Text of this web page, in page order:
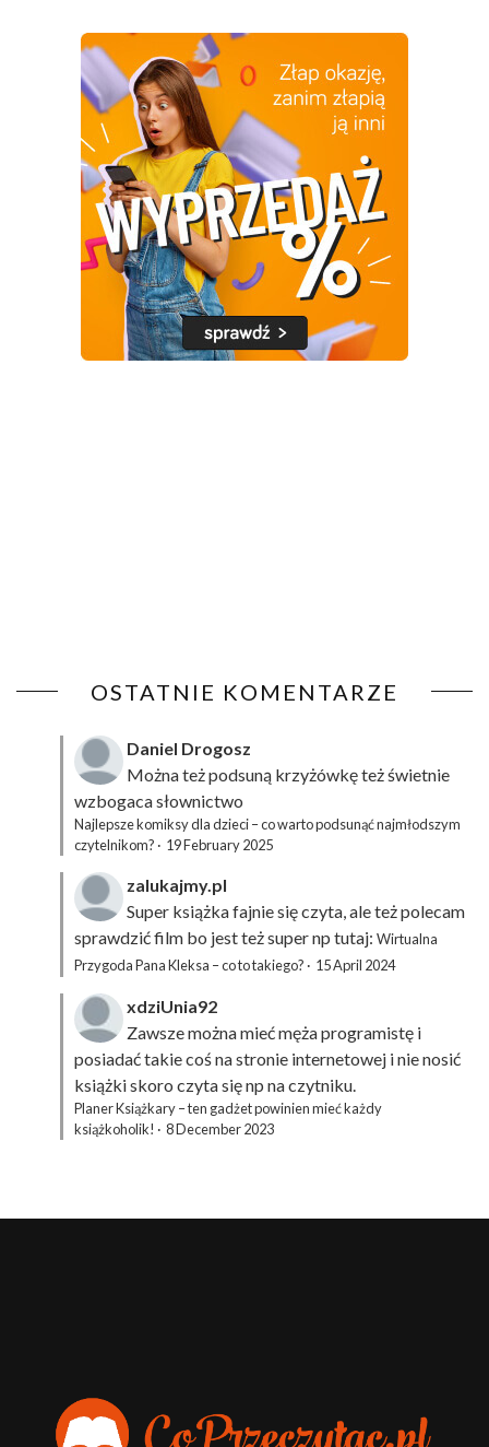
OSTATNIE KOMENTARZE
Daniel Drogosz
Można też podsuną krzyżówkęteż świetnie
wzbogaca słownictwo
Najlepsze komiksy dla dzieci – co warto podsunąć najmłodszym
czytelnikom? · 19 February 2025
zalukajmy.pl
Super książka fajnie się czyta, ale też polecam
sprawdzić film bo jest też super np tutaj: Wirtualna
Przygoda Pana Kleksa – co to takiego? · 15 April 2024
xdziUnia92
Zawsze można mieć męża programistę i
posiadać takie coś na stronie internetowej i nie nosić
książki skoro czyta się np na czytniku.
Planer Książkary – ten gadżet powinien mieć każdy
książkoholik! · 8 December 2023